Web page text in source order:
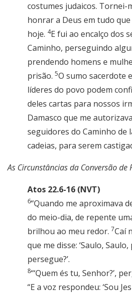
costumes judaicos. Tornei-
honrar a Deus em tudo
hoje. 4E fui ao encalço dos
Caminho, perseguindo
prendendo homens e
prisão. 5O sumo sacerdote
líderes do povo podem
deles cartas para nossos
Damasco que me
seguidores do Caminho de
cadeias, para serem
As Circunstâncias da Conversão de
Atos 22.6-16 (NVT)
6“Quando me aproximava
do meio-dia, de repente
brilhou ao meu redor. 7Caí
que me disse: ‘Saulo,
persegue?’.
8“‘Quem és tu, Senhor?’,
“E a voz respondeu: ‘Sou